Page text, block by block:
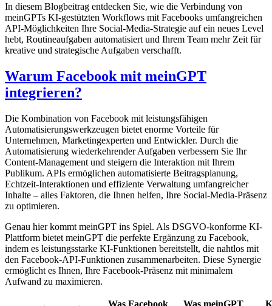
In diesem Blogbeitrag entdecken Sie, wie die Verbindung von
meinGPTs KI-gestützten Workflows mit Facebooks umfangreichen
API-Möglichkeiten Ihre Social-Media-Strategie auf ein neues Level
hebt, Routineaufgaben automatisiert und Ihrem Team mehr Zeit für
kreative und strategische Aufgaben verschafft.
Warum Facebook mit meinGPT
integrieren?
Die Kombination von Facebook mit leistungsfähigen
Automatisierungswerkzeugen bietet enorme Vorteile für
Unternehmen, Marketingexperten und Entwickler. Durch die
Automatisierung wiederkehrender Aufgaben verbessern Sie Ihr
Content-Management und steigern die Interaktion mit Ihrem
Publikum. APIs ermöglichen automatisierte Beitragsplanung,
Echtzeit-Interaktionen und effiziente Verwaltung umfangreicher
Inhalte – alles Faktoren, die Ihnen helfen, Ihre Social-Media-Präsenz
zu optimieren.
Genau hier kommt meinGPT ins Spiel. Als DSGVO-konforme KI-
Plattform bietet meinGPT die perfekte Ergänzung zu Facebook,
indem es leistungsstarke KI-Funktionen bereitstellt, die nahtlos mit
den Facebook-API-Funktionen zusammenarbeiten. Diese Synergie
ermöglicht es Ihnen, Ihre Facebook-Präsenz mit minimalem
Aufwand zu maximieren.
Was Facebook
Was meinGPT